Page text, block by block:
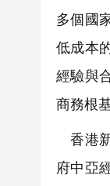
多個國
低成本
經驗與
商務根基
香港
府中亞